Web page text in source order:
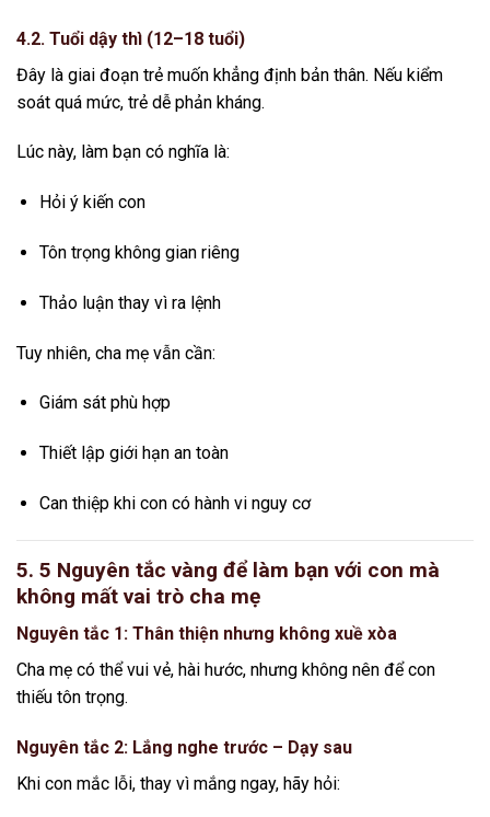
4.2. Tuổi dậy thì (12–18 tuổi)
Đây là giai đoạn trẻ muốn khẳng định bản thân. Nếu kiểm
soát quá mức, trẻ dễ phản kháng.
Lúc này, làm bạn có nghĩa là:
Hỏi ý kiến con
Tôn trọng không gian riêng
Thảo luận thay vì ra lệnh
Tuy nhiên, cha mẹ vẫn cần:
Giám sát phù hợp
Thiết lập giới hạn an toàn
Can thiệp khi con có hành vi nguy cơ
5. 5 Nguyên tắc vàng để làm bạn với con mà
không mất vai trò cha mẹ
Nguyên tắc 1: Thân thiện nhưng không xuề xòa
Cha mẹ có thể vui vẻ, hài hước, nhưng không nên để con
thiếu tôn trọng.
Nguyên tắc 2: Lắng nghe trước – Dạy sau
Khi con mắc lỗi, thay vì mắng ngay, hãy hỏi: